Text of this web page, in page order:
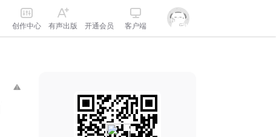
创作中心 有声出版 开通会员 客户端